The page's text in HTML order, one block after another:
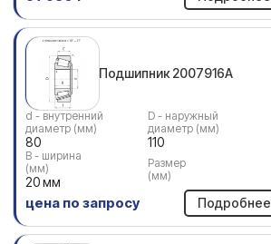
Подшипник 2007916A
d - внутренний
диаметр (мм)
80
D - наружный
диаметр (мм)
110
В - ширина
(мм)
20 мм
Размер
(мм)
цена по запросу Подробнее